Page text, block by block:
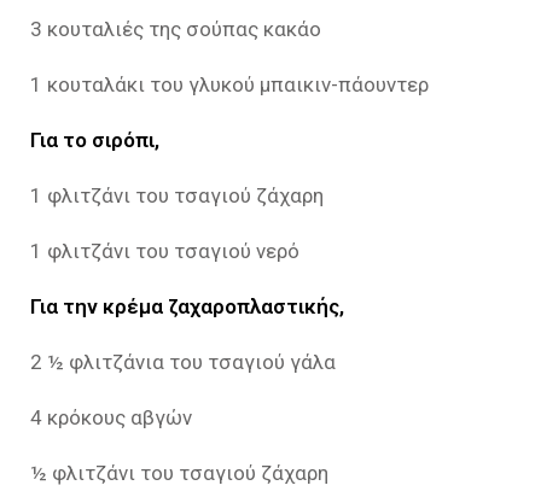
3 κουταλιές της σούπας κακάο
1 κουταλάκι του γλυκού μπαικιν-πάουντερ
Για το σιρόπι,
1 φλιτζάνι του τσαγιού ζάχαρη
1 φλιτζάνι του τσαγιού νερό
Για την κρέμα ζαχαροπλαστικής,
2 ½ φλιτζάνια του τσαγιού γάλα
4 κρόκους αβγών
½ φλιτζάνι του τσαγιού ζάχαρη